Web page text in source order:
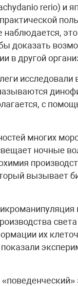
rerio) и
доказать
в другой
исследовали
с
многих
ночные
вызывает
их